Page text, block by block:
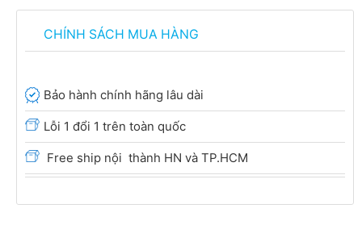
CHÍNH SÁCH MUA HÀNG
Bảo hành chính hãng lâu dài
Lỗi 1 đổi 1 trên toàn quốc
Free ship nội thành HN và TP.HCM